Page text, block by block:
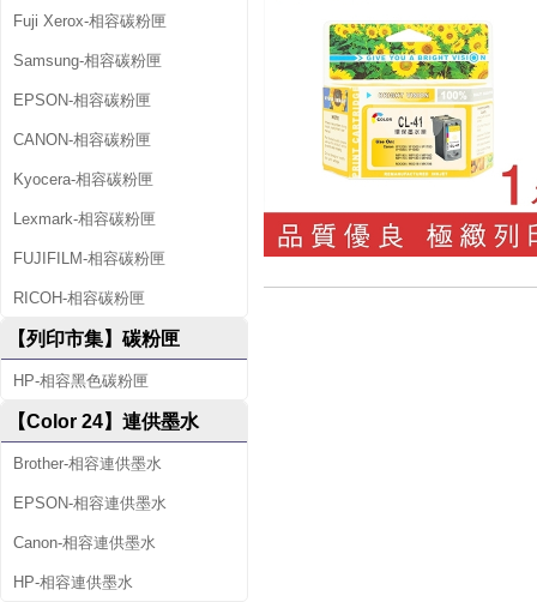
Fuji Xerox-相容碳粉匣
Samsung-相容碳粉匣
EPSON-相容碳粉匣
CANON-相容碳粉匣
Kyocera-相容碳粉匣
Lexmark-相容碳粉匣
FUJIFILM-相容碳粉匣
RICOH-相容碳粉匣
【列印市集】碳粉匣
HP-相容黑色碳粉匣
【Color 24】連供墨水
Brother-相容連供墨水
EPSON-相容連供墨水
Canon-相容連供墨水
HP-相容連供墨水